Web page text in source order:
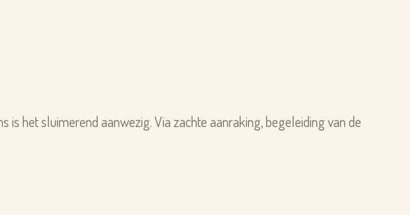
is het sluimerend aanwezig. Via zachte aanraking, begeleiding van de